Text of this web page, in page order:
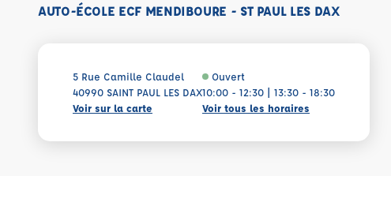
AUTO-ÉCOLE ECF MENDIBOURE - ST PAUL LES DAX
5 Rue Camille Claudel
40990 SAINT PAUL LES DAX
Voir sur la carte
Ouvert
10:00 - 12:30 | 13:30 - 18:30
Voir tous les horaires